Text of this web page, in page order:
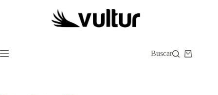
Buscar
Carro